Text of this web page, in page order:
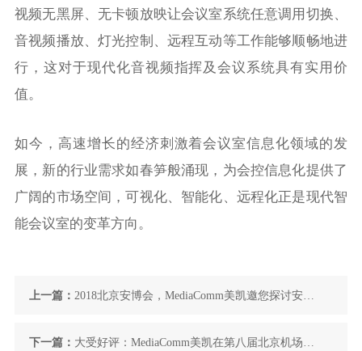
视频无黑屏、无卡顿放映让会议室系统任意调用切换、
音视频播放、灯光控制、远程互动等工作能够顺畅地进
行，这对于现代化音视频指挥及会议系统具有实用价
值。
如今，高速增长的经济刺激着会议室信息化领域的发
展，新的行业需求如春笋般涌现，为会控信息化提供了
广阔的市场空间，可视化、智能化、远程化正是现代智
能会议室的变革方向。
上一篇： 2018北京安博会，MediaComm美凯邀您探讨安防
领域应用新趋势
下一篇： 大受好评：MediaComm美凯在第八届北京机场展